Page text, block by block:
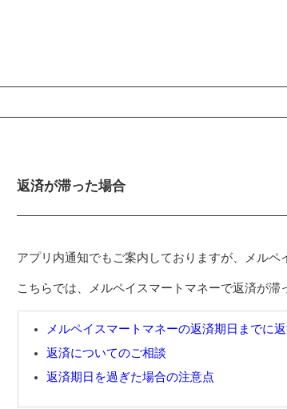
メインコンテンツ
返済が滞った場合
アプリ内通知でもご案内しておりますが、メルペ
こちらでは、メルペイスマートマネーで返済が滞
メルペイスマートマネーの返済期日までに
返済についてのご相談
返済期日を過ぎた場合の注意点